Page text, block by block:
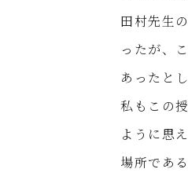
田村先生
ったが、
あったと
私もこの
ように思
場所であ